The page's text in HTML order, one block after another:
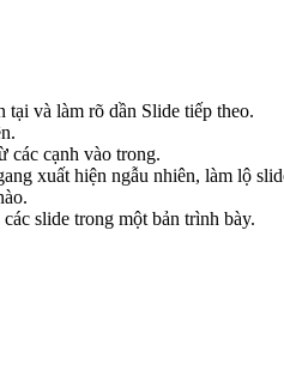
tại và làm rõ dần Slide tiếp theo.
các cạnh vào trong.
xuất hiện ngẫu nhiên, làm lộ
slide trong một bản trình bày.